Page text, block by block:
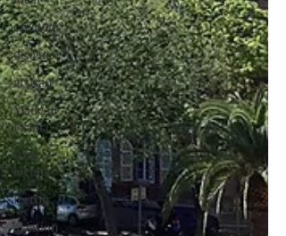
créateur
designer
artisan
Made in
France
fruit et
légume
terroir
aviation